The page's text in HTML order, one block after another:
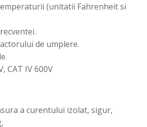
(unitatii Fahrenheit si
de umplere.
CAT IV 600V
a curentului izolat, sigur,